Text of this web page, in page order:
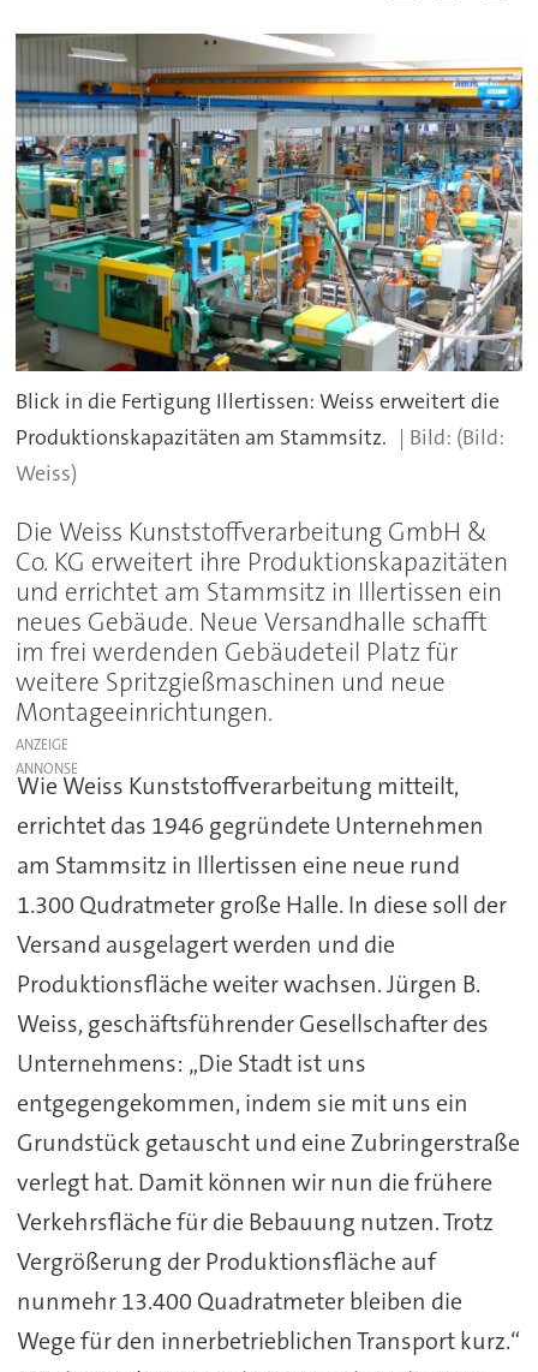
Blick in die Fertigung Illertissen: Weiss erweitert die
Produktionskapazitäten am Stammsitz.
(Bild:
Weiss)
Die Weiss Kunststoffverarbeitung GmbH &
Co. KG erweitert ihre Produktionskapazitäten
und errichtet am Stammsitz in Illertissen ein
neues Gebäude. Neue Versandhalle schafft
im frei werdenden Gebäudeteil Platz für
weitere Spritzgießmaschinen und neue
Montageeinrichtungen.
ANZEIGE
Wie Weiss Kunststoffverarbeitung mitteilt,
errichtet das 1946 gegründete Unternehmen
am Stammsitz in Illertissen eine neue rund
1.300 Qudratmeter große Halle. In diese soll der
Versand ausgelagert werden und die
Produktionsfläche weiter wachsen. Jürgen B.
Weiss, geschäftsführender Gesellschafter des
Unternehmens: „Die Stadt ist uns
entgegengekommen, indem sie mit uns ein
Grundstück getauscht und eine Zubringerstraße
verlegt hat. Damit können wir nun die frühere
Verkehrsfläche für die Bebauung nutzen. Trotz
Vergrößerung der Produktionsfläche auf
nunmehr 13.400 Quadratmeter bleiben die
Wege für den innerbetrieblichen Transport kurz.“